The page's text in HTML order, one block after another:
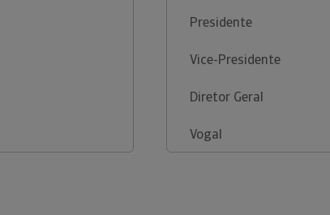
Presidente
Vice-Presidente
Diretor Geral
Vogal